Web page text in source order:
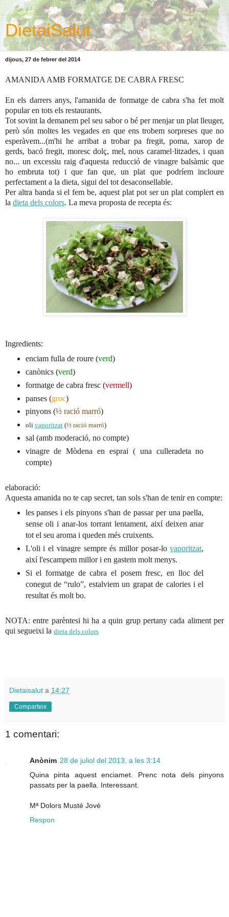
DietaiSalut
dijous, 27 de febrer del 2014
AMANIDA AMB FORMATGE DE CABRA FRESC
En els darrers anys, l'amanida de formatge de cabra s'ha fet molt
popular en tots els restaurants.
Tot sovint la demanem pel seu sabor o bé per menjar un plat lleuger,
però són moltes les vegades en que ens trobem sorpreses que no
esperàvem...(m'hi he arribat a trobar pa fregit, poma, xarop de
gerds, bacó fregit, moresc dolç, mel, nous caramel·litzades, i quan
no... un excessiu raig d'aquesta reducció de vinagre balsàmic que
ho embruta tot) i que fan que, un plat que podríem incloure
perfectament a la dieta, sigui del tot desaconsellable.
Per altra banda si el fem be, aquest plat pot ser un plat complert en
la dieta dels colors. La meva proposta de recepta és:
Ingredients:
enciam fulla de roure (verd)
canònics (verd)
formatge de cabra fresc (vermell)
panses (groc)
pinyons (½ ració marró)
oli vaporitzat(½ ració marró)
sal (amb moderació, no compte)
vinagre de Mòdena en esprai ( una culleradeta no
compte)
elaboració:
Aquesta amanida no te cap secret, tan sols s'han de tenir en compte:
les panses i els pinyons s'han de passar per una paella,
sense oli i anar-los torrant lentament, així deixen anar
tot el seu aroma i queden més cruixents.
L'oli i el vinagre sempre és millor posar-lovaporitzat,
així l'escampem millor i en gastem molt menys.
Si el formatge de cabra el posem fresc, en lloc del
conegut de “rulo”, estalviem un grapat de calories i el
resultat és molt bo.
NOTA: entre parèntesi hi ha a quin grup pertany cada aliment per
qui segueixi la dieta dels colors
Dietaisalut a 14:27
Comparteix
1 comentari:
Anònim 28 de juliol del 2013, a les 3:14
Quina pinta aquest enciamet. Prenc nota dels pinyons
passats per la paella. Interessant.
Mª Dolors Musté Jové
Respon